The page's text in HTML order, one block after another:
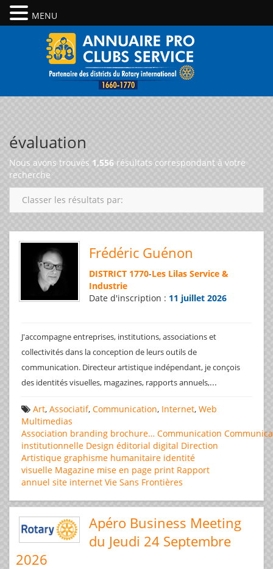
évaluation
Nous avons trouvés 1,556 résultats correspondant à votre
recherche
Classer les résultats par:
Frédéric Guénon
DISTRICT 1770-Les Lilas Service &
Industrie
Date d'inscription : 11 juillet 2026
J'accompagne entreprises, institutions, associations et
collectivités dans la conception de leurs outils de
communication. Directeur artistique indépendant, je conçois
des identités visuelles, magazines, rapports annuels,...
Art, Associatif, Communication, Internet, Web
Multimedias
Association branding brochure… Communication
institutionnelle Design éditorial digital Direction
Artistique graphisme humanitaire identité
visuelle Magazine mise en page print Rapport
annuel site internet Vie Sans Frontières
Apéro Business Meeting
du Jeudi 24 Septembre
2026
MENU